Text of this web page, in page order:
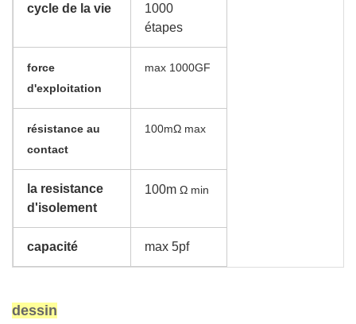
cycle de la vie
1000
étapes
force
d'exploitation
max 1000GF
résistance au
contact
100mΩ max
la resistance
d'isolement
100m Ω min
capacité max 5pf
dessin